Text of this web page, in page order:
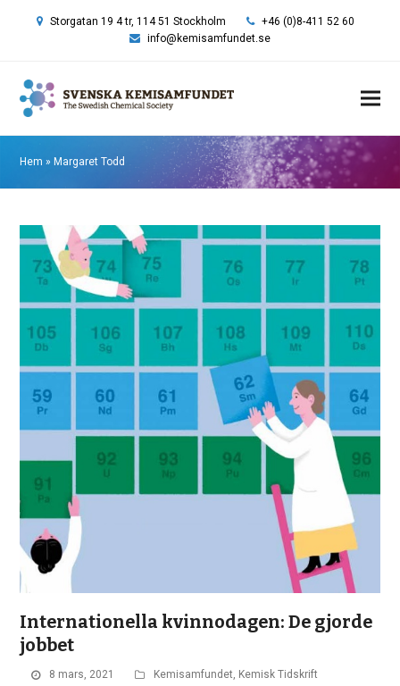
Storgatan 19 4 tr, 114 51 Stockholm
+46 (0)8-411 52 60
info@kemisamfundet.se
Hem » Margaret Todd
Internationella kvinnodagen: De gjorde
jobbet
8 mars, 2021 Kemisamfundet, Kemisk Tidskrift